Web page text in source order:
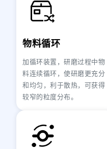
物料循环
加循环装置，研磨过程中物
料连续循环，使研磨更充分
和均匀，利于散热，可获得
较窄的粒度分布。